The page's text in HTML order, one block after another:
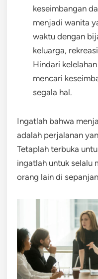
keseimbangan
menjadi wanita
waktu dengan
keluarga,
Hindari
mencari
segala hal.
Ingatlah bahwa
adalah perjalanan
Tetaplah terbuka
ingatlah untuk selalu
orang lain di